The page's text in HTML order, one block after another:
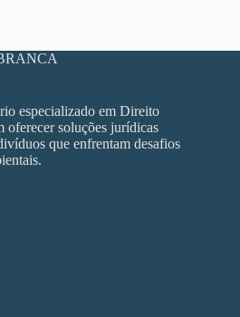
especializado em Direito
oferecer soluções jurídicas
que enfrentam desafios